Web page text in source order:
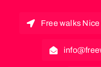
Free walks